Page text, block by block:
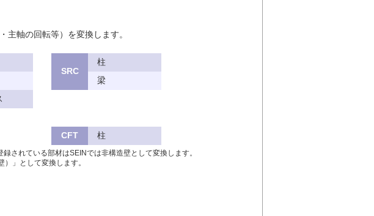
軸の回転等）を変換します。
SRC
柱
梁
CFT 柱
れている部材はSEINでは非構造壁として変換します。
」として変換します。